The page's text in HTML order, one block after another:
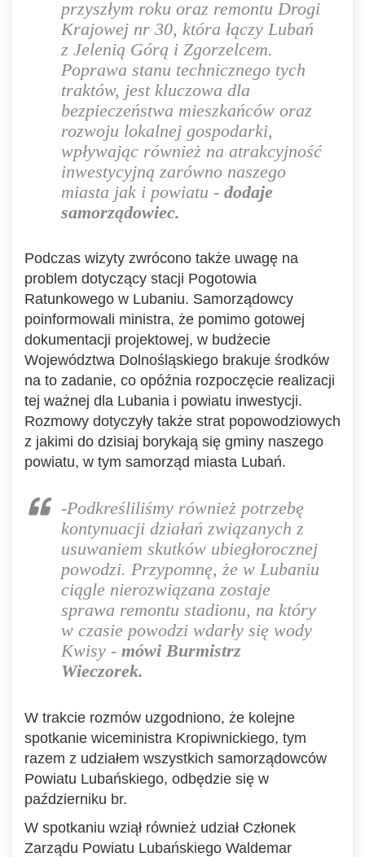
przyszłym roku oraz remontu Drogi
Krajowej nr 30, która łączy Lubań
z Jelenią Górą i Zgorzelcem.
Poprawa stanu technicznego tych
traktów, jest kluczowa dla
bezpieczeństwa mieszkańców oraz
rozwoju lokalnej gospodarki,
wpływając również na atrakcyjność
inwestycyjną zarówno naszego
miasta jak i powiatu - dodaje
samorządowiec.
Podczas wizyty zwrócono także uwagę na
problem dotyczący stacji Pogotowia
Ratunkowego w Lubaniu. Samorządowcy
poinformowali ministra, że pomimo gotowej
dokumentacji projektowej, w budżecie
Województwa Dolnośląskiego brakuje środków
na to zadanie, co opóźnia rozpoczęcie realizacji
tej ważnej dla Lubania i powiatu inwestycji.
Rozmowy dotyczyły także strat popowodziowych
z jakimi do dzisiaj borykają się gminy naszego
powiatu, w tym samorząd miasta Lubań.
-Podkreśliliśmy również potrzebę
kontynuacji działań związanych z
usuwaniem skutków ubiegłorocznej
powodzi. Przypomnę, że w Lubaniu
ciągle nierozwiązana zostaje
sprawa remontu stadionu, na który
w czasie powodzi wdarły się wody
Kwisy - mówi Burmistrz
Wieczorek.
W trakcie rozmów uzgodniono, że kolejne
spotkanie wiceministra Kropiwnickiego, tym
razem z udziałem wszystkich samorządowców
Powiatu Lubańskiego, odbędzie się w
październiku br.
W spotkaniu wziął również udział Członek
Zarządu Powiatu Lubańskiego Waldemar